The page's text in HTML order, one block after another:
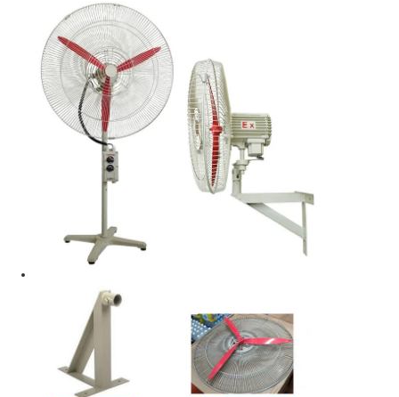
耐圧防爆照明
耐圧防爆警報ライト
防爆ファン
防爆ボックス
防爆スイッチ
防爆ケーブル腺
耐圧防爆プラグおよびソケット